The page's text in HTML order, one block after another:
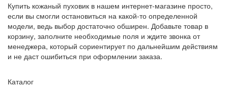
Купить кожаный пуховик в нашем интернет-магазине просто,
если вы смогли остановиться на какой-то определенной
модели, ведь выбор достаточно обширен. Добавьте товар в
корзину, заполните необходимые поля и ждите звонка от
менеджера, который сориентирует по дальнейшим действиям
и не даст ошибиться при оформлении заказа.
Каталог